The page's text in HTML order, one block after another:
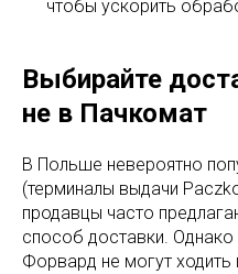
чтобы ускорить
Выбирайте
не в Пачкомат
В Польше невероятно
(терминалы выдачи
продавцы часто
способ доставки. Однако
Форвард не могут ходить